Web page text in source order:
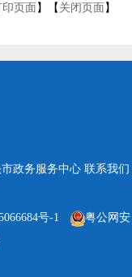
印页面 】【 关闭页面 】
政务服务中心 联系我们
号-1
粤公网安